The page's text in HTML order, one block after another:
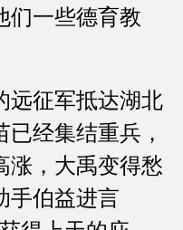
们一些德育教
征军抵达湖北
经集结重兵，
涨，大禹变得愁
手伯益进言